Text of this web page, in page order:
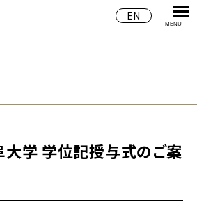
EN
MENU
大学 学位記授与式のご案